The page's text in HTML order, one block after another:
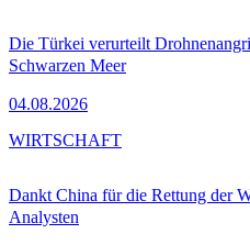
Die Türkei verurteilt
Schwarzen Meer
04.08.2026
Dankt China für die Rettung der
Analysten
WIRTSCHAFT